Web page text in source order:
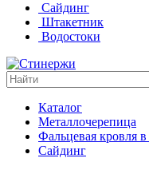
Сайдинг
Штакетник
Водостоки
Каталог
Металлочерепица
Фальцевая кровля
Сайдинг